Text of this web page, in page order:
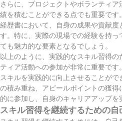
さらに、プロジェクトやボランティ
績を積むことができる点でも重要で
経歴書において、自身の成果や貢献
す。特に、実際の現場での経験を持
ても魅力的な要素となるでしょう。
以上のように、実践的なスキル習得
ティア活動への参加が非常に重要で
スキルを実践的に向上させることが
の積み重ね、アピールポイントの獲
的に参加し、自身のキャリアアップを
スキル習得を継続するための